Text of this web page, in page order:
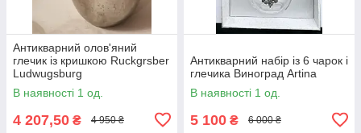
Антикварний олов'яний
глечик із кришкою Ruckgrsber
Ludwugsburg
В наявності 1 од.
4 207,50 ₴ 4 950 ₴
Антикварний набір із 6 чарок і
глечика Виноград Artina
В наявності 1 од.
5 100 ₴ 6 000 ₴